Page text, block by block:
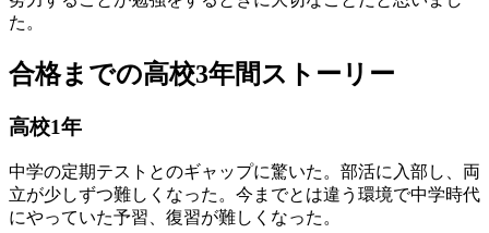
た。
合格までの高校3年間ストーリー
高校1年
中学の定期テストとのギャップに驚いた。部活に入部し、両
立が少しずつ難しくなった。今までとは違う環境で中学時代
にやっていた予習、復習が難しくなった。